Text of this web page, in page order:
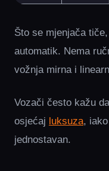
Što se mjenjača
automatik. Nema
vožnja mirna i
Vozači često kažu
osjećaj luksuza,
jednostavan.